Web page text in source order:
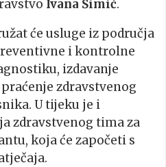
Ivana Šimić.
će usluge iz područja
i kontrolne
izdavanje
zdravstvenog
U tijeku je i
zdravstvenog tima za
koja će započeti s